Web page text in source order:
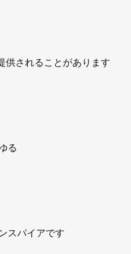
供されることがあります
る
スパイアです